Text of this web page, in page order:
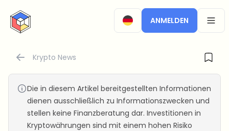
CryptoTicker
ANMELDEN
Krypto News
Die in diesem Artikel bereitgestellten Informationen
dienen ausschließlich zu Informationszwecken und
stellen keine Finanzberatung dar. Investitionen in
Kryptowährungen sind mit einem hohen Risiko